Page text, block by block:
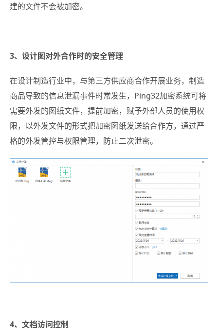
建的文件不会被加密。
3、设计图对外合作时的安全管理
在设计制造行业中，与第三方供应商合作开展业务，制造
商品导致的信息泄漏事件时常发生，Ping32加密系统可将
需要外发的图纸文件，提前加密，赋予外部人员的使用权
限，以外发文件的形式把加密图纸发送给合作方，通过严
格的外发管控与权限管理，防止二次泄密。
4、文档访问控制